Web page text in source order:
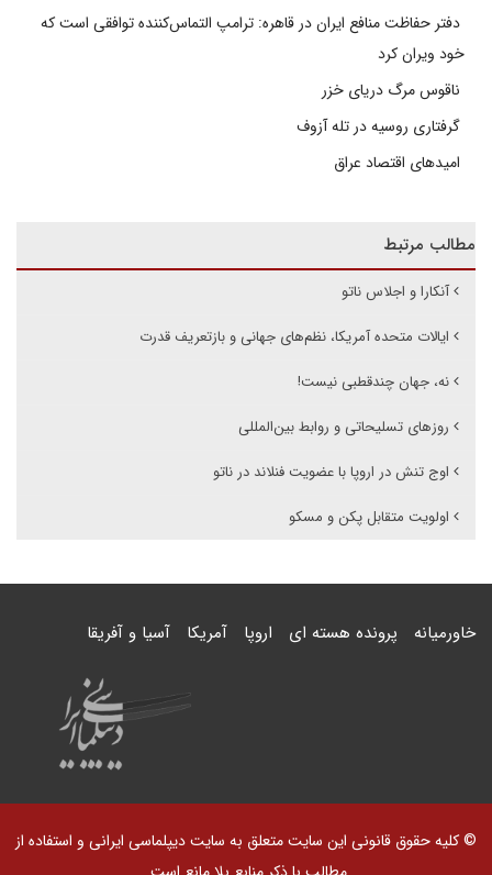
دفتر حفاظت منافع ایران در قاهره: ترامپ التماس‌کننده توافقی است که
خود ویران کرد
ناقوس مرگ دریای خزر
گرفتاری روسیه در تله آزوف
امیدهای اقتصاد عراق
مطالب مرتبط
آنکارا و اجلاس ناتو
ایالات متحده آمریکا، نظم‌های جهانی و بازتعریف قدرت
نه، جهان چندقطبی نیست!
روزهای تسلیحاتی و روابط بین‌المللی
اوج تنش در اروپا با عضویت فنلاند در ناتو
اولویت متقابل پکن و مسکو
خاورمیانه پرونده هسته ای اروپا آمریکا آسیا و آفریقا
© کلیه حقوق قانونی این سایت متعلق به سایت دیپلماسی ایرانی و استفاده از